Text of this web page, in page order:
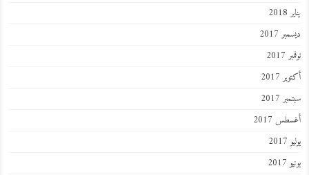
يناير 2018
ديسمبر 2017
نوفمبر 2017
أكتوبر 2017
سبتمبر 2017
أغسطس 2017
يوليو 2017
يونيو 2017